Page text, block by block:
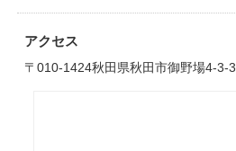
アクセス
〒010-1424秋田県秋田市御野場4-3-3